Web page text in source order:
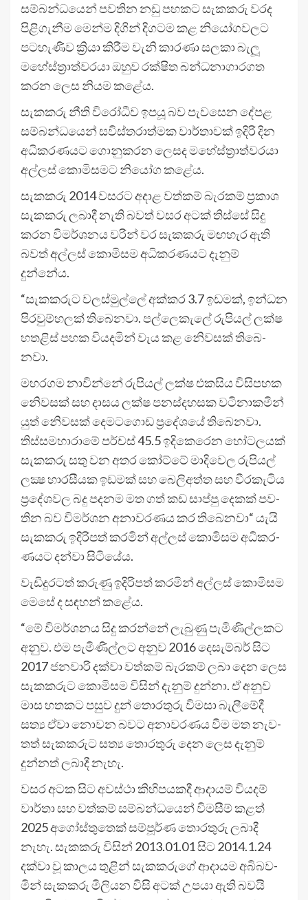
සම්බ­න්ධ­යෙන් පව­තින නඩු පහ­කට සැක­කරු වරද
පිළි­ගැ­නීම මෙන්ම දිගින් දිග­ටම කළ නියෝ­ග­ව­ලට
පට­හැ­ණිව ක්‍රියා කිරීම වැනි කාරණා සලකා බැලූ
මහේ­ස්ත්‍රා­ත්ව­රයා ඔහුව රක්ෂිත බන්ධ­නා­ගා­ර­ගත
කරන ලෙස නියම කළේය.
සැක­කරු නීති විරෝ­ධීව ඉපයූ බව පැව­සෙන දේපළ
සම්බ­න්ධ­යෙන් සවි­ස්ත­රා­ත්මක වාර්තා­වක් ඉදිරි දින
අධි­ක­ර­ණ­යට ගොනු­ක­රන ලෙසද මහේ­ස්ත්‍රා­ත්ව­රයා
අල්ලස් කොමි­ස­මට නියෝග කළේය.
සැක­කරු 2014 වස­රට අදාළ වත්කම් බැර­කම් ප්‍රකාශ
සැක­කරු ලබාදී නැති බවත් වසර අටක් තිස්සේ සිදු
කරන විම­ර්ශ­නය වරින් වර සැක­කරු මඟ­හැර ඇති
බවත් අල්ලස් කොමි­සම අධි­ක­ර­ණ­යට දැනුම්
දුන්නේය.
“සැක­ක­රුට වල­ස්මුල්ලේ අක්කර 3.7 ඉඩ­මක්, ඉන්ධන
පිර­වු­ම්හ­ලක් තිබෙ­නවා. පල්ලෙ­කැලේ රුපි­යල් ලක්ෂ
හත­ළිස් පහක විය­ද­මින් වැය කළ නි‍ෙව­සක් තිබෙ­
නවා.
මහ­ර­ගම නාවින්නේ රුපි­යල් ලක්ෂ එක­සිය විසි­ප­හක
නි‍ෙව­සක් සහ දාසය ලක්ෂ පන­ස්ද­හ­සක වටි­නා­ක­මින්
යුත් නි‍ෙව­සක් දෙම­ට­ගොඩ ප්‍රදේ­ශයේ තිබෙ­නවා.
තිස්ස­ම­හා­රාමේ පර්චස් 45.5 ඉදි­කෙ­රෙන හෝට­ල­යක්
සැක­කරු සතු වන අතර කෝට්ටේ මාදි­වෙල රුපි­යල්
ලක්‍ෂ හාර­සී­යක ඉඩ­මක් සහ බෙලි­අත්ත සහ වීර­කැ­ටිය
ප්‍රදේ­ශ­වල බදු පද­නම මත ගත් කඩ සාප්පු දෙකක් පව­
තින බව විම­ර්ශන අනා­ව­ර­ණය කර තිබෙ­නවා“ යැයි
සැක­කරු ඉදි­රි­පත් කර­මින් අල්ලස් කොමි­සම අධි­ක­ර­
ණ­යට දන්වා සිටි­යේය.
වැඩි­දු­ර­ටත් කරුණු ඉදි­රි­පත් කර­මින් අල්ලස් කොමි­සම
මෙසේ ද සඳ­හන් කළේය.
“මේ විම­ර්ශ­නය සිදු කරන්නේ ලැබුණු පැමි­ණි­ල්ල­කට
අනුව. එම පැමි­ණි­ල්ලට අනුව 2016 දෙසැ­ම්බර් සිට
2017 ජන­වාරි දක්වා වත්කම් බැර­කම් ලබා දෙන ලෙස
සැක­ක­රුට කොමි­සම විසින් දැනුම් දුන්නා. ඒ අනුව
මාස හත­කට පසුව දුන් තොර­තුරු විමසා බැලී­මේදී
සත්‍ය ඒවා නොවන බවට අනා­ව­ර­ණය වීම මත නැව­
තත් සැක­ක­රුට සත්‍ය තොර­තුරු දෙන ලෙස දැනුම්
දුන්නත් ලබාදී නැහැ.
වසර අටක සිට අවස්ථා කිහි­ප­ය­කදී ආදා­යම් විය­දම්
වාර්තා සහ වත්කම් සම්බ­න්ධ­යෙන් විම­සීම් කළත්
2025 අගෝ­ස්තු­තෙක් සම්පූර්ණ තොර­තුරු ලබාදී
නැහැ. සැක­කරු විසින් 2013.01.01 සිට 2014.1.24
දක්වා වූ කාලය තුළින් සැක­ක­රුගේ ආදා­යම අබි­බ­ව­
මින් සැක­කරු මිලි­යන විසි අටක් උපයා ඇති බවයි